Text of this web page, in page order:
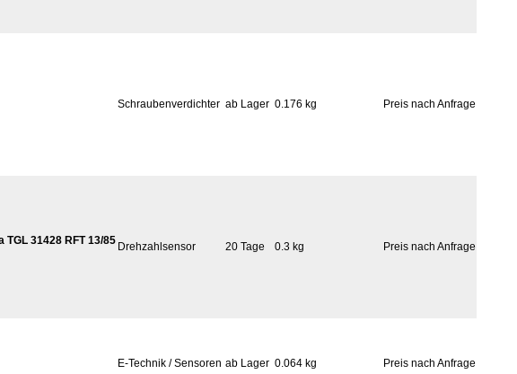
Schraubenverdichter ab Lager 0.176 kg Preis nach Anfrage
31428 RFT 13/85 Drehzahlsensor 20 Tage 0.3 kg Preis nach Anfrage
E-Technik / Sensoren ab Lager 0.064 kg Preis nach Anfrage